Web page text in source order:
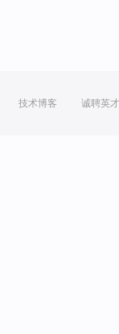
技术博客 诚聘英才